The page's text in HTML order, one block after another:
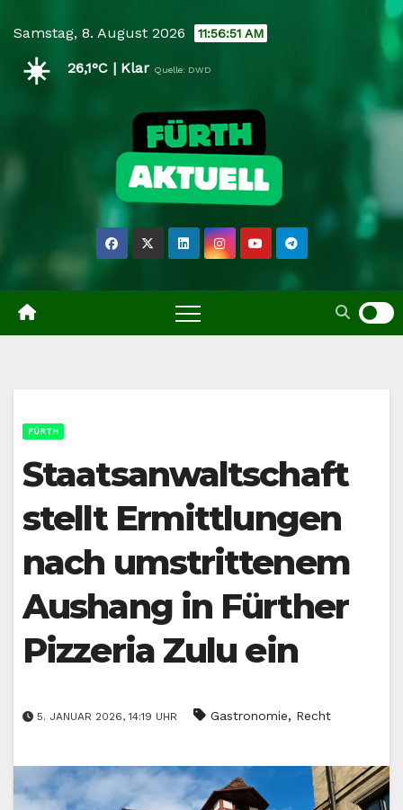
content
Samstag, 8. August 2026 11:56:52 AM
☀️ 26,1°C | Klar Quelle: DWD
FÜRTH
Staatsanwaltschaft
stellt Ermittlungen
nach umstrittenem
Aushang in Fürther
Pizzeria Zulu ein
5. JANUAR 2026, 14:19 UHR Gastronomie, Recht